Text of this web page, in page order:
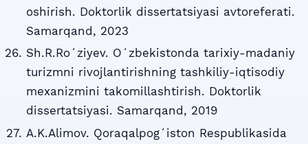
oshirish. Doktorlik dissertatsiyasi avtoreferati.
Samarqand, 2023
Sh.R.Roʻziyev. Oʻzbekistonda tarixiy-madaniy
turizmni rivojlantirishning tashkiliy-iqtisodiy
mexanizmini takomillashtirish. Doktorlik
dissertatsiyasi. Samarqand, 2019
A.K.Alimov. Qoraqalpogʻiston Respublikasida